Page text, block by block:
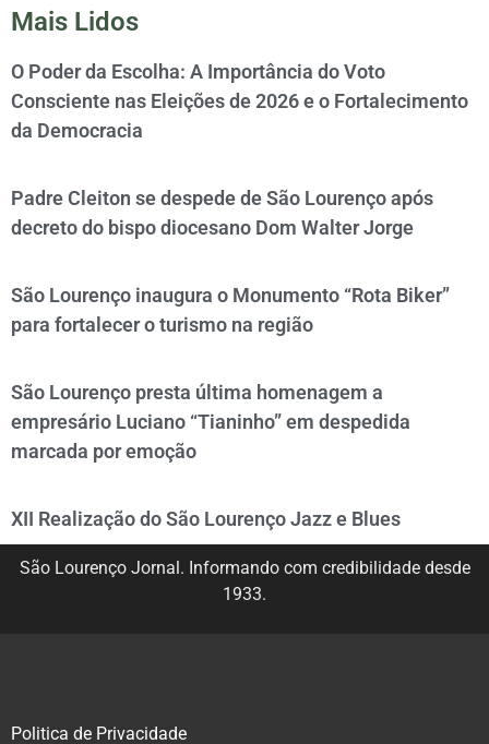
Mais Lidos
O Poder da Escolha: A Importância do Voto
Consciente nas Eleições de 2026 e o Fortalecimento
da Democracia
Padre Cleiton se despede de São Lourenço após
decreto do bispo diocesano Dom Walter Jorge
São Lourenço inaugura o Monumento “Rota Biker”
para fortalecer o turismo na região
São Lourenço presta última homenagem a
empresário Luciano “Tianinho” em despedida
marcada por emoção
XII Realização do São Lourenço Jazz e Blues
São Lourenço Jornal. Informando com credibilidade desde
1933.
Politica de Privacidade